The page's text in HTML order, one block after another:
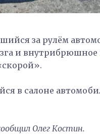
за рулём
и
в салоне
Олег Костин.